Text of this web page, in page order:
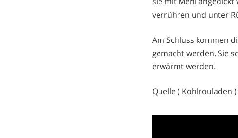
verrühren und unter
Am Schluss kommen
gemacht werden. Sie
erwärmt werden.
Quelle ( Kohlrouladen )